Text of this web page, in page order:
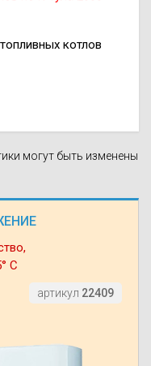
С
артикул 22409
котлов
могут быть изменены